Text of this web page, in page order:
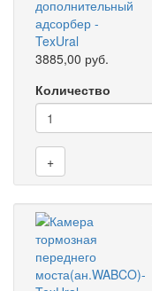
3885,00 руб.
Количество
+